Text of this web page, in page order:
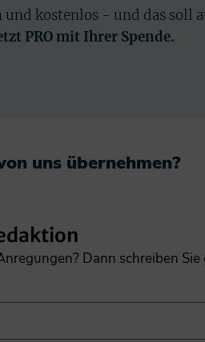
kostenlos - und das soll
PRO mit Ihrer Spende.
uns übernehmen?​
Dann schreiben